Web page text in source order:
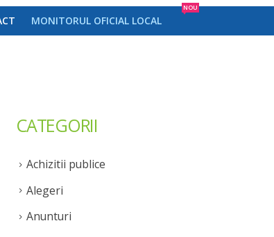
MONITORUL OFICIAL LOCAL
NOU
CATEGORII
Achizitii publice
Alegeri
Anunturi